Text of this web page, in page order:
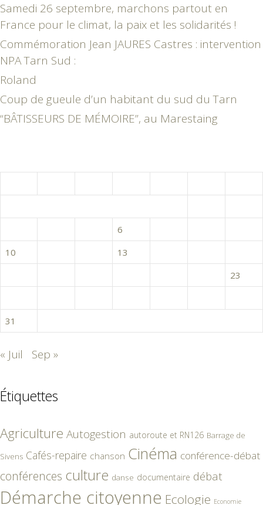
Samedi 26 septembre, marchons partout en
France pour le climat, la paix et les solidarités !
Commémoration Jean JAURES Castres : intervention
NPA Tarn Sud :
Roland
Coup de gueule d’un habitant du sud du Tarn
“BÂTISSEURS DE MÉMOIRE”, au Marestaing
6
10
13
23
31
« Juil Sep »
Étiquettes
Agriculture Autogestion autoroute et RN126 Barrage de
Sivens Cafés-repaire chanson Cinéma conférence-débat
conférences culture danse documentaire débat
Démarche citoyenne Ecologie Economie